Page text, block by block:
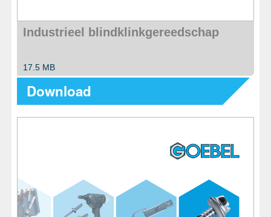
Industrieel blindklinkgereedschap
17.5 MB
Download